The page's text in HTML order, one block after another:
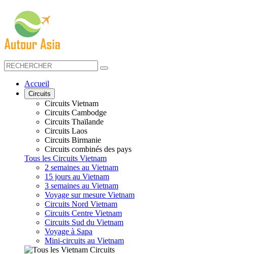
Accueil
Circuits
Circuits Vietnam
Circuits Cambodge
Circuits Thaïlande
Circuits Laos
Circuits Birmanie
Circuits combinés des pays
Tous les Circuits Vietnam
2 semaines au Vietnam
15 jours au Vietnam
3 semaines au Vietnam
Voyage sur mesure Vietnam
Circuits Nord Vietnam
Circuits Centre Vietnam
Circuits Sud du Vietnam
Voyage à Sapa
Mini-circuits au Vietnam